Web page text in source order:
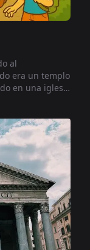
al
era un templo
en una iglesia
cúpula, el
que cuentan